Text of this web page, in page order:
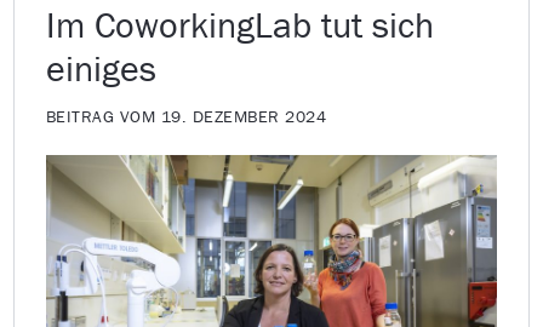
Im CoworkingLab tut sich
einiges
BEITRAG VOM 19. DEZEMBER 2024